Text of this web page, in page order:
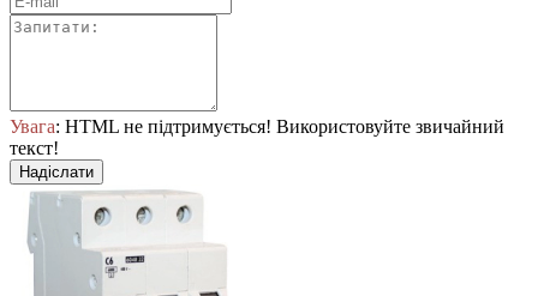
Увага: HTML не підтримується! Використовуйте звичайний
текст!
Надіслати